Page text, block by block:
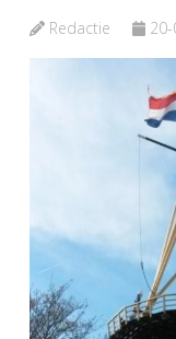
Redactie